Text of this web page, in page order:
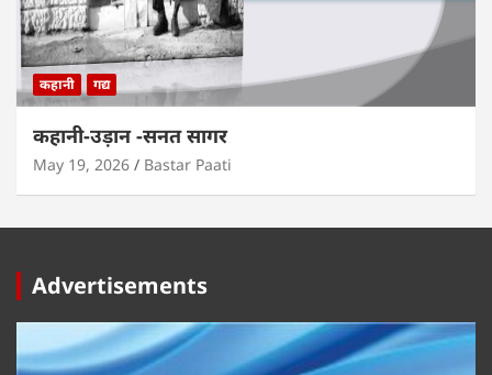
कहानी गद्य
कहानी-उड़ान -सनत सागर
May 19, 2026 Bastar Paati
Advertisements